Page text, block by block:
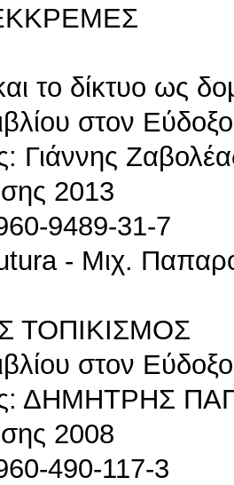
το δίκτυο ως
στον
Γιάννης
2013
9489-31-7
- Μιχ.
ΤΟΠΙΚΙΣΜΟΣ
στον
ΔΗΜΗΤΡΗΣ
2008
490-117-3